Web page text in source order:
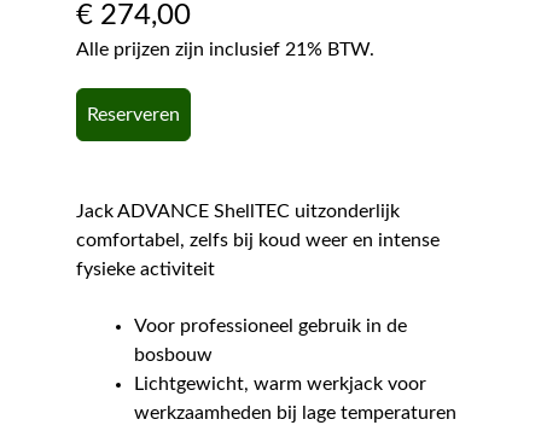
€274,00
Alle prijzen zijn inclusief 21% BTW.
Reserveren
Jack ADVANCE ShellTEC uitzonderlijk
comfortabel, zelfs bij koud weer en intense
fysieke activiteit
Voor professioneel gebruik in de
bosbouw
Lichtgewicht, warm werkjack voor
werkzaamheden bij lage temperaturen